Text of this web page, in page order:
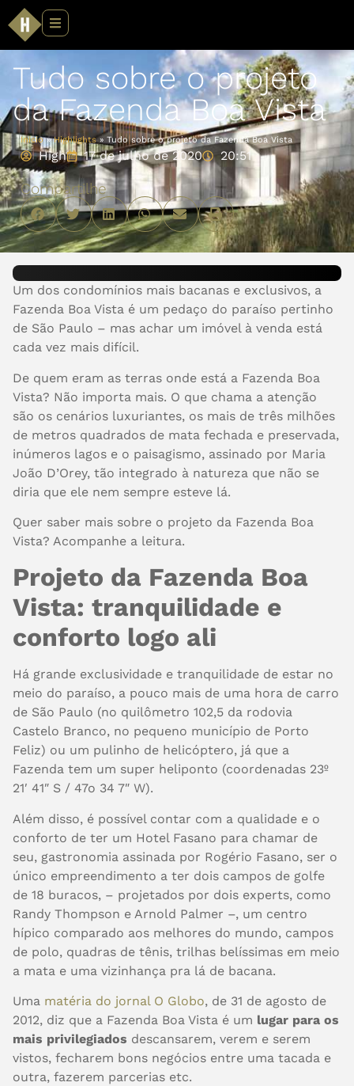
Tudo sobre o projeto
da Fazenda Boa Vista
Início»Highlights» Tudo sobre o projeto da Fazenda Boa Vista
High 17 de julho de 2020 20:51
Compartilhe
Um dos condomínios mais bacanas e exclusivos, a
Fazenda Boa Vista é um pedaço do paraíso pertinho
de São Paulo – mas achar um imóvel à venda está
cada vez mais difícil.
De quem eram as terras onde está a Fazenda Boa
Vista? Não importa mais. O que chama a atenção
são os cenários luxuriantes, os mais de três milhões
de metros quadrados de mata fechada e preservada,
inúmeros lagos e o paisagismo, assinado por Maria
João D’Orey, tão integrado à natureza que não se
diria que ele nem sempre esteve lá.
Quer saber mais sobre o projeto da Fazenda Boa
Vista? Acompanhe a leitura.
Projeto da Fazenda Boa
Vista: tranquilidade e
conforto logo ali
Há grande exclusividade e tranquilidade de estar no
meio do paraíso, a pouco mais de uma hora de carro
de São Paulo (no quilômetro 102,5 da rodovia
Castelo Branco, no pequeno município de Porto
Feliz) ou um pulinho de helicóptero, já que a
Fazenda tem um super heliponto (coordenadas 23º
21′ 41″ S / 47o 34 7″ W).
Além disso, é possível contar com a qualidade e o
conforto de ter um Hotel Fasano para chamar de
seu, gastronomia assinada por Rogério Fasano, ser o
único empreendimento a ter dois campos de golfe
de 18 buracos, – projetados por dois experts, como
Randy Thompson e Arnold Palmer –, um centro
hípico comparado aos melhores do mundo, campos
de polo, quadras de tênis, trilhas belíssimas em meio
a mata e uma vizinhança pra lá de bacana.
Uma matéria do jornal O Globo, de 31 de agosto de
2012, diz que a Fazenda Boa Vista é um lugar para os
mais privilegiados descansarem, verem e serem
vistos, fecharem bons negócios entre uma tacada e
outra, fazerem parcerias etc.